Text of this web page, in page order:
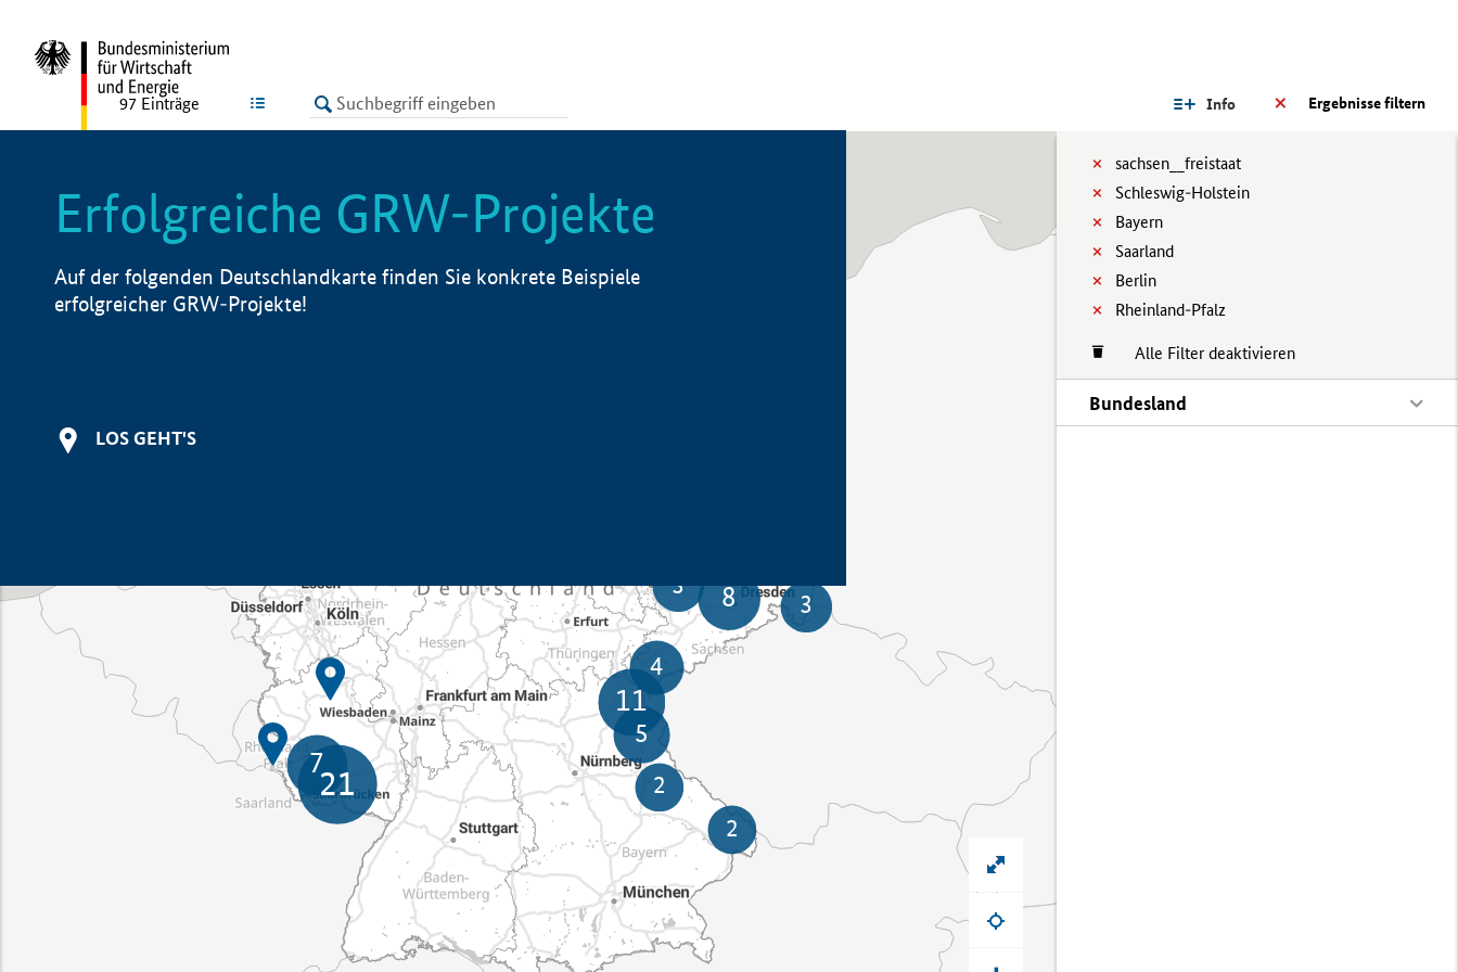
LISTE Ergebnisse filtern
Info
sachsen__freistaat
Schleswig-Holstein
Bayern
Saarland
Berlin
Rheinland-Pfalz
Alle Filter deaktivieren
Bundesland
97 Einträge
Erfolgreiche GRW-Projekte
Auf der folgenden Deutschlandkarte finden Sie konkrete Beispiele
erfolgreicher GRW-Projekte!
LOS GEHT'S